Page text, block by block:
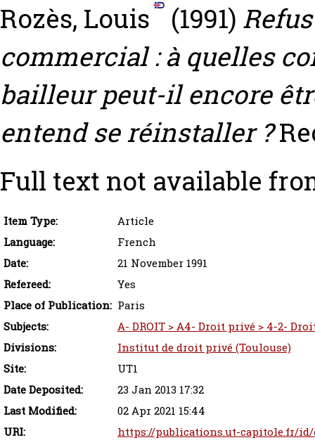
Rozès, Louis (1991)
commercial : à quelles
bailleur peut-il encore
entend se réinstaller ?
Full text not available
Item Type:
Article
Language:
French
Date:
21 November 1991
Refereed:
Yes
Place of Publication: Paris
Subjects:
A- DROIT > A4- Droit privé > 4-2-
Divisions:
Institut de droit privé (Toulouse)
Site:
UT1
Date Deposited:
23 Jan 2013 17:32
Last Modified:
02 Apr 2021 15:44
URI:
https://publications.ut-capitole.fr/id/